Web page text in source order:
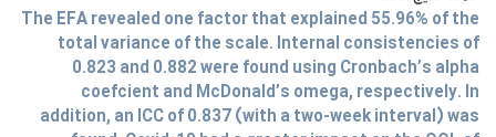
The EFA revealed one factor that explained 55.96% of the
total variance of the scale. Internal consistencies of
0.823 and 0.882 were found using Cronbach’s alpha
coefcient and McDonald’s omega, respectively. In
addition, an ICC of 0.837 (with a two-week interval) was